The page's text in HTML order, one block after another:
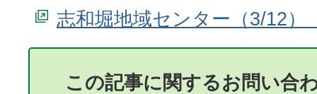
志和堀地域センター（3/12）
この記事に関するお問い合